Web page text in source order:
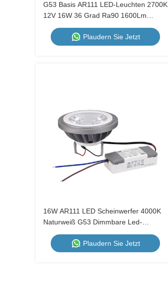
G53 Basis AR111 LED-Leuchten 2700K
12V 16W 36 Grad Ra90 1600Lm
Dimmbarer Glühbirne
Plaudern Sie Jetzt
16W AR111 LED Scheinwerfer 4000K
Naturweiß G53 Dimmbare Led-
Glühlampe für Restaurants
Plaudern Sie Jetzt